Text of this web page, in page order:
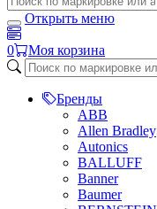
Открыть меню
0 Моя корзина
Бренды
ABB
Allen Bradley
Autonics
BALLUFF
Banner
Baumer